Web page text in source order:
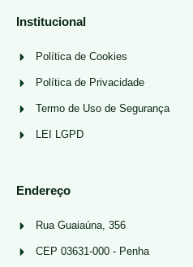
Institucional
Política de Cookies
Política de Privacidade
Termo de Uso de Segurança
LEI LGPD
Endereço
Rua Guaiaúna, 356
CEP 03631-000 - Penha